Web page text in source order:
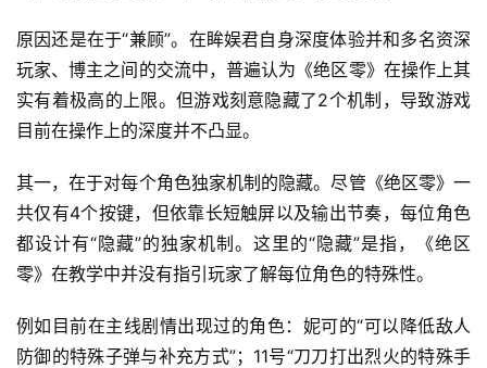
原因还是在于“兼顾”。在眸娱君自身深度体验并和多名资深
玩家、博主之间的交流中，普遍认为《绝区零》在操作上其
实有着极高的上限。但游戏刻意隐藏了2个机制，导致游戏
目前在操作上的深度并不凸显。
其一，在于对每个角色独家机制的隐藏。尽管《绝区零》一
共仅有4个按键，但依靠长短触屏以及输出节奏，每位角色
都设计有“隐藏”的独家机制。这里的“隐藏”是指，《绝区
零》在教学中并没有指引玩家了解每位角色的特殊性。
例如目前在主线剧情出现过的角色：妮可的“可以降低敌人
防御的特殊子弹与补充方式”；11号“刀刀打出烈火的特殊手